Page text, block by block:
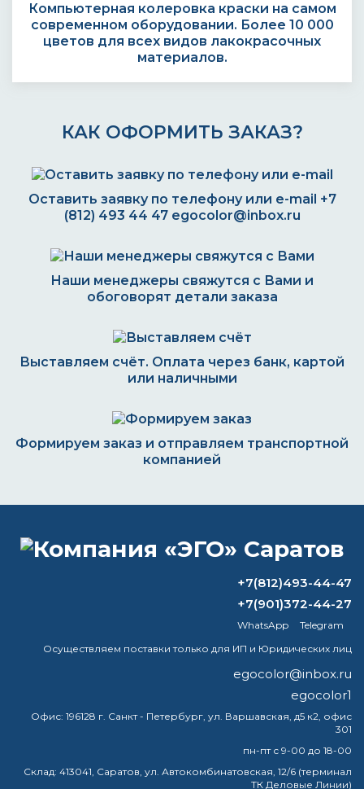
Компьютерная колеровка краски на самом
современном оборудовании. Более 10 000
цветов для всех видов лакокрасочных
материалов.
КАК ОФОРМИТЬ ЗАКАЗ?
Оставить заявку по телефону или e-mail +7
(812) 493 44 47 egocolor@inbox.ru
Наши менеджеры свяжутся с Вами и
обоговорят детали заказа
Выставляем счёт. Оплата через банк, картой
или наличными
Формируем заказ и отправляем транспортной
компанией
ВОПРОС-ОТВЕТ
Как цинк влияет на ржавчину?
Можно ли разбавлять молотковую
краску ксилолом?
Можно ли наносить полиуретановую
+7(812)493-44-47
+7(901)372-44-27
WhatsApp
Telegram
Осуществляем поставки только для ИП и Юридических лиц
egocolor@inbox.ru
egocolor1
Офис: 196128 г. Санкт - Петербург, ул. Варшавская, д5 к2, офис
301
пн-пт с 9-00 до 18-00
Склад: 413041, Саратов, ул. Автокомбинатовская, 12/6 (терминал
ТК Деловые Линии)